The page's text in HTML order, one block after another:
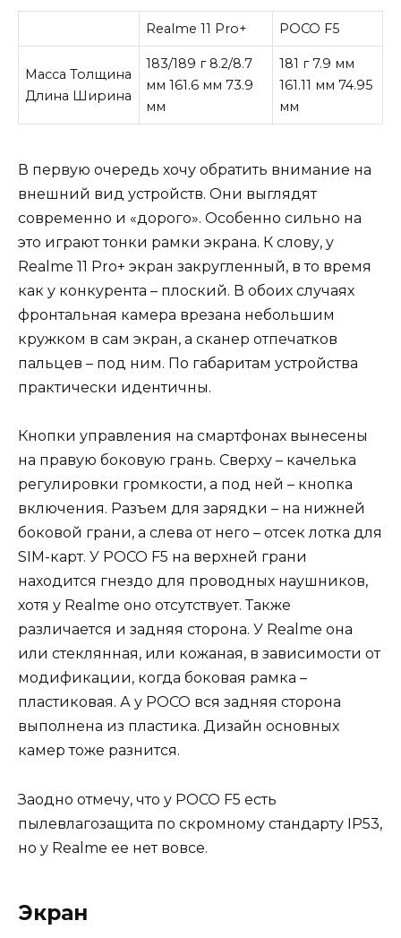
Realme 11 Pro+ POCO F5
Масса Толщина
Длина Ширина
183/189 г 8.2/8.7
мм 161.6 мм 73.9
мм
181 г 7.9 мм
161.11 мм 74.95
мм
В первую очередь хочу обратить внимание на
внешний вид устройств. Они выглядят
современно и «дорого». Особенно сильно на
это играют тонки рамки экрана. К слову, у
Realme 11 Pro+ экран закругленный, в то время
как у конкурента – плоский. В обоих случаях
фронтальная камера врезана небольшим
кружком в сам экран, а сканер отпечатков
пальцев – под ним. По габаритам устройства
практически идентичны.
Кнопки управления на смартфонах вынесены
на правую боковую грань. Сверху – качелька
регулировки громкости, а под ней – кнопка
включения. Разъем для зарядки – на нижней
боковой грани, а слева от него – отсек лотка для
SIM-карт. У POCO F5 на верхней грани
находится гнездо для проводных наушников,
хотя у Realme оно отсутствует. Также
различается и задняя сторона. У Realme она
или стеклянная, или кожаная, в зависимости от
модификации, когда боковая рамка –
пластиковая. А у POCO вся задняя сторона
выполнена из пластика. Дизайн основных
камер тоже разнится.
Заодно отмечу, что у POCO F5 есть
пылевлагозащита по скромному стандарту IP53,
но у Realme ее нет вовсе.
Экран